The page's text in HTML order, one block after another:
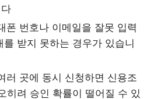
폰 번호나 이메일을 잘못 입력
받지 못하는 경우가 있습니
러 곳에 동시 신청하면 신용조
히려 승인 확률이 떨어질 수 있